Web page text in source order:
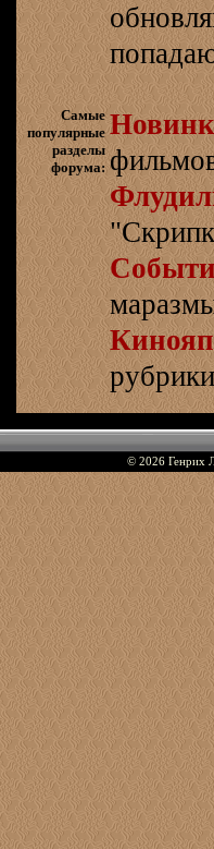
Самые
популярные
разделы
форума:
© 2026 Генрих